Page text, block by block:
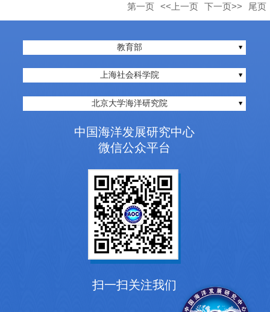
第一页 <<上一页 下一页>> 尾页
教育部
上海社会科学院
北京大学海洋研究院
中国海洋发展研究中心
微信公众平台
扫一扫关注我们